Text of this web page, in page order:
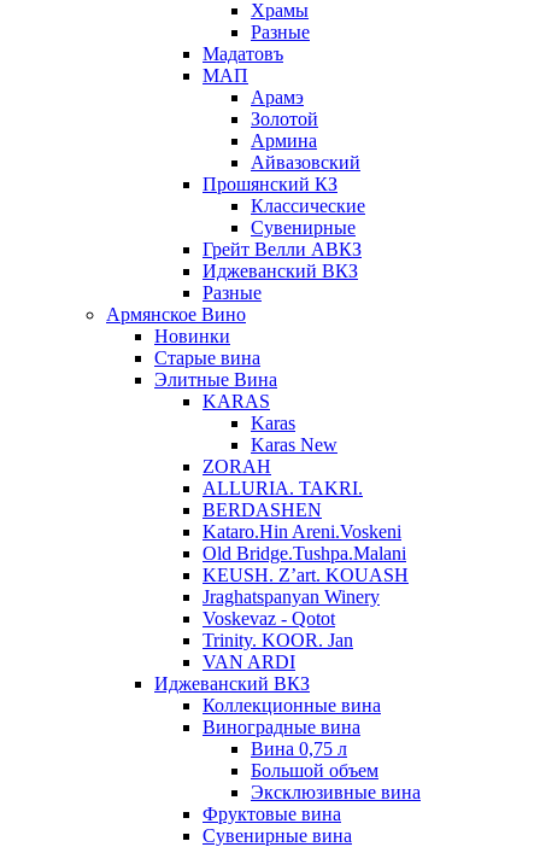
Храмы
Разные
Мадатовъ
МАП
Арамэ
Золотой
Армина
Айвазовский
Прошянский КЗ
Классические
Сувенирные
Грейт Велли АВКЗ
Иджеванский ВКЗ
Разные
Армянское Вино
Новинки
Старые вина
Элитные Вина
KARAS
Karas
Karas New
ZORAH
ALLURIA. TAKRI.
BERDASHEN
Kataro.Hin Areni.Voskeni
Old Bridge.Tushpa.Malani
KEUSH. Z’art. KOUASH
Jraghatspanyan Winery
Voskevaz - Qotot
Trinity. KOOR. Jan
VAN ARDI
Иджеванский ВКЗ
Коллекционные вина
Виноградные вина
Вина 0,75 л
Большой объем
Эксклюзивные вина
Фруктовые вина
Cувенирные вина